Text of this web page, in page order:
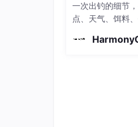
一次出钓的细节
点、天气、饵料
入剖析一款基于